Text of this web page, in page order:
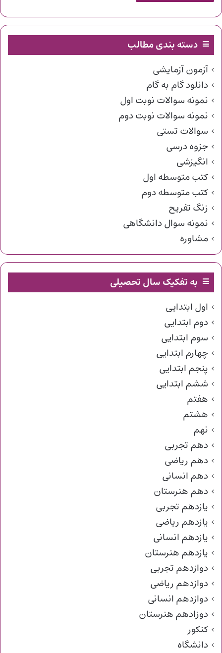
دسته بندی مطالب
آزمون آزمایشی
دانلود گام به گام
نمونه سوالات نوبت اول
نمونه سوالات نوبت دوم
سوالات تستی
جزوه درسی
انگیزشی
کتب متوسطه اول
کتب متوسطه دوم
زنگ تفریح
نمونه سوال دانشگاهی
مشاوره
به تفکیک سال تحصیلی
اول ابتدایی
دوم ابتدایی
سوم ابتدایی
چهارم ابتدایی
پنجم ابتدایی
ششم ابتدایی
هفتم
هشتم
نهم
دهم تجربی
دهم ریاضی
دهم انسانی
دهم هنرستان
یازدهم تجربی
یازدهم ریاضی
یازدهم انسانی
یازدهم هنرستان
دوازدهم تجربی
دوازدهم ریاضی
دوازدهم انسانی
دوزادهم هنرستان
کنکور
دانشگاه